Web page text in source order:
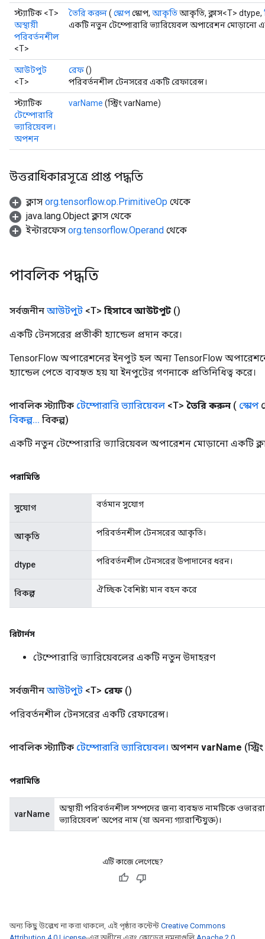
স্ট্যাটিক <T>
অস্থায়ী
পরিবর্তনশীল
<T>
তৈরি করুন( স্কোপস্কোপ, আকৃতিআকৃতি, ক্লাস<T> dtype,
একটি নতুন টেম্পোরারি ভ্যারিয়েবল অপারেশন মোড়ানো
আউটপুট
<T>
রেফ()
পরিবর্তনশীল টেনসরের একটি রেফারেন্স।
স্ট্যাটিক
টেম্পোরারি
ভ্যারিয়েবল।
অপশন
varName (স্ট্রিং varName)
উত্তরাধিকারসূত্রে প্রাপ্ত পদ্ধতি
ক্লাস org.tensorflow.op.PrimitiveOp থেকে
java.lang.Object ক্লাস থেকে
ইন্টারফেস org.tensorflow.Operand থেকে
পাবলিক পদ্ধতি
সর্বজনীন আউটপুট <T> হিসাবে আউটপুট ()
একটি টেনসরের প্রতীকী হ্যান্ডেল প্রদান করে।
TensorFlow অপারেশনের ইনপুট হল অন্য TensorFlow
হ্যান্ডেল পেতে ব্যবহৃত হয় যা ইনপুটের গণনাকে প্রতিনিধিত্ব করে।
পাবলিক স্ট্যাটিক টেম্পোরারি ভ্যারিয়েবল <T> তৈরি করুন ( স্কোপ
বিকল্প... বিকল্প)
একটি নতুন টেম্পোরারি ভ্যারিয়েবল অপারেশন মোড়ানো একটি
পরামিতি
সুযোগ বর্তমান সুযোগ
আকৃতি পরিবর্তনশীল টেনসরের আকৃতি।
dtype পরিবর্তনশীল টেনসরের উপাদানের ধরন।
বিকল্প ঐচ্ছিক বৈশিষ্ট্য মান বহন করে
রিটার্নস
টেম্পোরারি ভ্যারিয়েবলের একটি নতুন উদাহরণ
সর্বজনীন আউটপুট <T> রেফ ()
পরিবর্তনশীল টেনসরের একটি রেফারেন্স।
পাবলিক স্ট্যাটিক টেম্পোরারি ভ্যারিয়েবল। অপশন varName
পরামিতি
varName
অস্থায়ী পরিবর্তনশীল সম্পদের জন্য ব্যবহৃত নামটিকে
ভ্যারিয়েবল' অপের নাম (যা অনন্য গ্যারান্টিযুক্ত)।
এটি কাজে লেগেছে?
অন্য কিছু উল্লেখ না করা থাকলে, এই পৃষ্ঠার কন্টেন্ট Creative Commons